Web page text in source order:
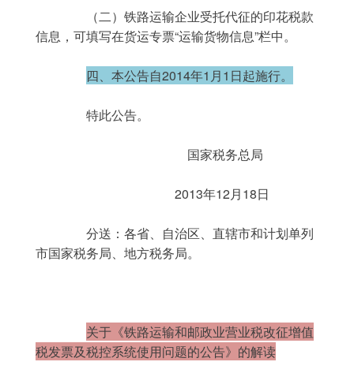
信息，可填写在货运专票“运输货物信息”栏中。
四、本公告自2014年1月1日起施行。
	　　特此公告。
	　　　　　　　　　　国家税务总局
	　　　　　　　　　2013年12月18日
市国家税务局、地方税务局。
关于《铁路运输和邮政业营业税改征增值
税发票及税控系统使用问题的公告》的解读